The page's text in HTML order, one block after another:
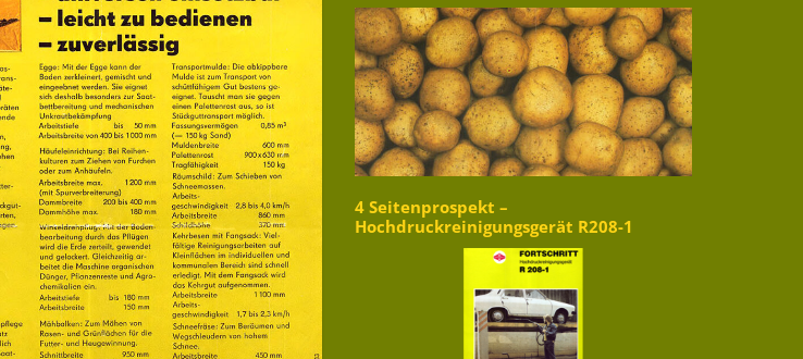
4 Seitenprospekt –
Hochdruckreinigungsgerät R208-1